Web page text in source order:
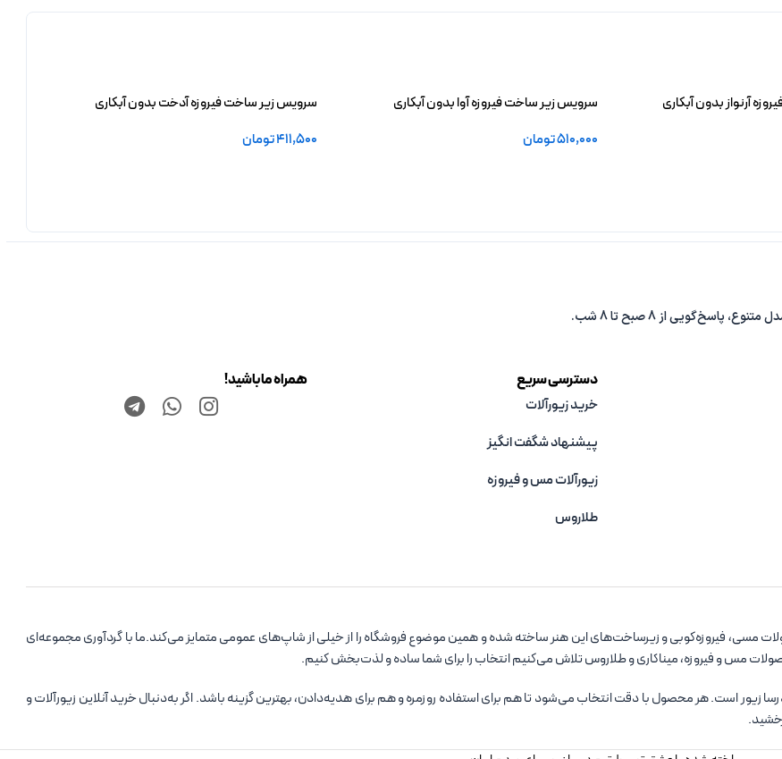
آرنواز بدون آبکاری
سرویس زیر ساخت فیروزه آوا بدون آبکاری
510,000تومان
سرویس زیر ساخت فیروزه آدخت بدون آبکاری
411,500تومان
دسترسی سریع
خرید زیورآلات
پیشنهاد شگفت انگیز
زیورآلات مس و فیروزه‌
طلاروس
همراه ما باشید!
مسی، فیروزه‌کوبی و زیرساخت‌های این هنر ساخته شده و همین موضوع فروشگاه را از خیلی از شاپ‌های عمومی متمایز می‌کند.ما با گردآوری مجموعه‌ای
مس و فیروزه، میناکاری و طلاروس تلاش می‌کنیم انتخاب را برای شما ساده و لذت‌بخش کنیم.
است. هر محصول با دقت انتخاب می‌شود تا هم برای استفاده روزمره و هم برای هدیه‌دادن، بهترین گزینه باشد. اگر به‌دنبال خرید آنلاین زیورآلات و